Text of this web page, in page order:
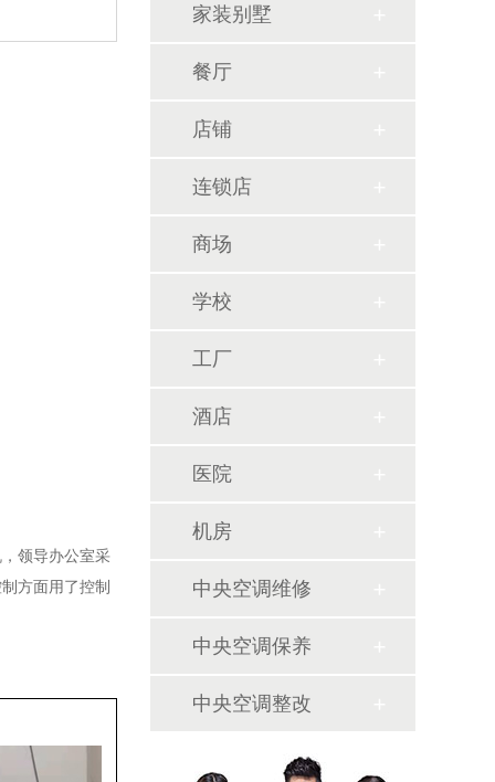
领导办公室采
方面用了控制
家装别墅
餐厅
店铺
连锁店
商场
学校
工厂
酒店
医院
机房
中央空调维修
中央空调保养
中央空调整改